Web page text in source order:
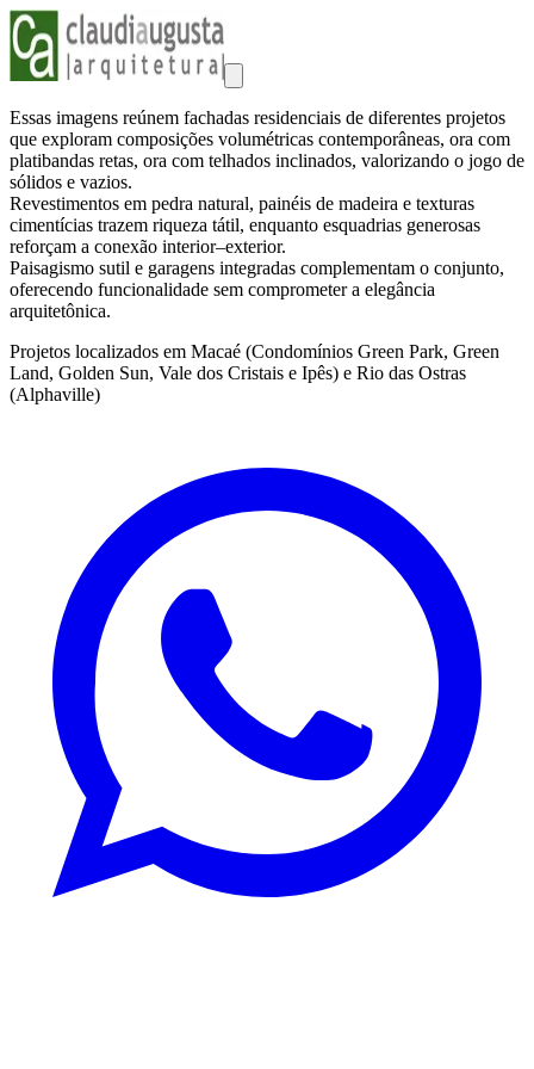
Essas imagens reúnem fachadas residenciais de diferentes projetos
que exploram composições volumétricas contemporâneas, ora com
platibandas retas, ora com telhados inclinados, valorizando o jogo de
sólidos e vazios.
Revestimentos em pedra natural, painéis de madeira e texturas
cimentícias trazem riqueza tátil, enquanto esquadrias generosas
reforçam a conexão interior–exterior.
Paisagismo sutil e garagens integradas complementam o conjunto,
oferecendo funcionalidade sem comprometer a elegância
arquitetônica.
Projetos localizados em Macaé (Condomínios Green Park, Green
Land, Golden Sun, Vale dos Cristais e Ipês) e Rio das Ostras
(Alphaville)